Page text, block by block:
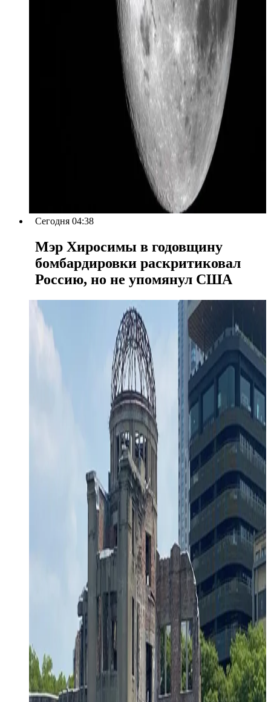
Сегодня 04:38
Мэр Хиросимы в годовщину
бомбардировки раскритиковал
Россию, но не упомянул США